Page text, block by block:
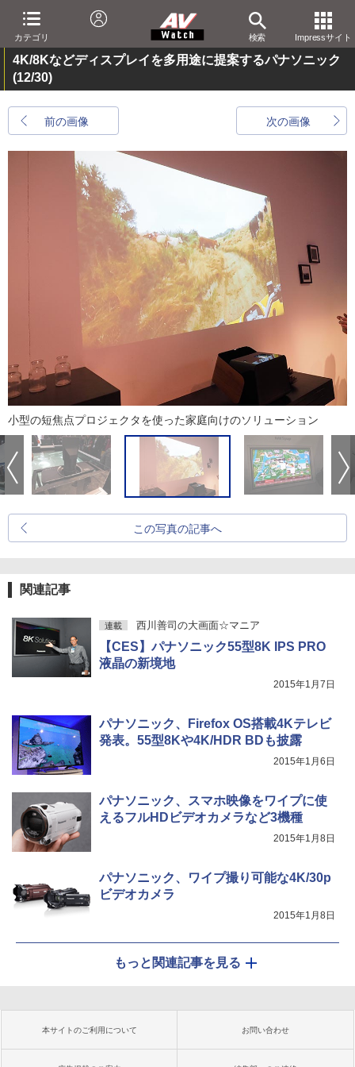
カテゴリ 検索 Impressサイト
4K/8Kなどディスプレイを多用途に提案するパナソニック
(12/30)
前の画像 次の画像
小型の短焦点プロジェクタを使った家庭向けのソリューション
この写真の記事へ
関連記事
連載 西川善司の大画面☆マニア
【CES】パナソニック55型8K IPS PRO
液晶の新境地
2015年1月7日
パナソニック、Firefox OS搭載4Kテレビ
発表。55型8Kや4K/HDR BDも披露
2015年1月6日
パナソニック、スマホ映像をワイプに使
えるフルHDビデオカメラなど3機種
2015年1月8日
パナソニック、ワイプ撮り可能な4K/30p
ビデオカメラ
2015年1月8日
もっと関連記事を見る
本サイトのご利用について お問い合わせ